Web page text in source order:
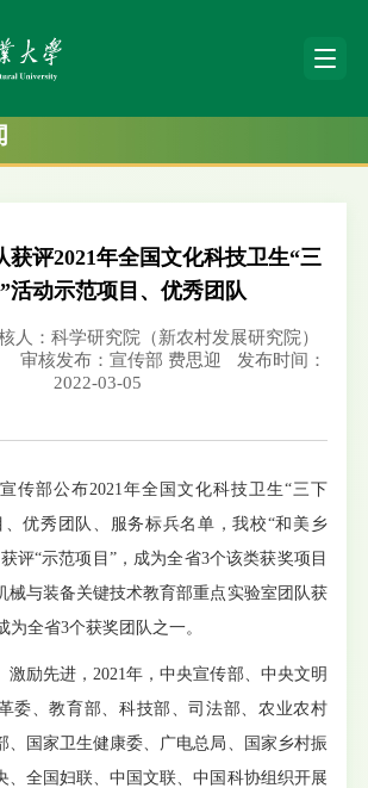
获评2021年全国文化科技卫生“三
活动示范项目、优秀团队
人：科学研究院（新农村发展研究院）
审核发布：宣传部 费思迎
发布时间：
2022-03-05
传部公布2021 年全国文化科技卫生“三下
优秀团队、服务标兵名单，我校“和美乡
评“示范项目”，成为全省3个该类获奖项目
械与装备关键技术教育部重点实验室团队获
为全省3个获奖团队之一。
励先进， 2021年，中央宣传部、中央文明
委、教育部、科技部、司法部、农业农村
、国家卫生健康委、广电总局、国家乡村振
、全国妇联、中国文联、中国科协组织开展